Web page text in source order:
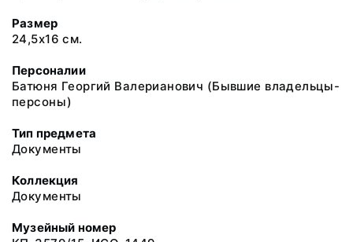
Размер
24,5х16 см.
Персоналии
Батюня Георгий Валерианович (Бывшие владельцы-
персоны)
Тип предмета
Документы
Коллекция
Документы
Музейный номер